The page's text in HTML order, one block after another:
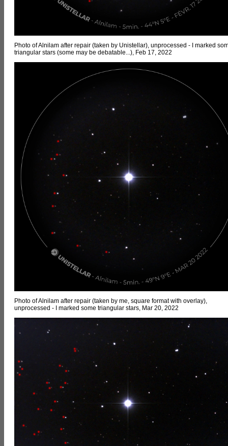
Photo of Alnilam after repair (taken by Unistellar), unprocessed - I marked
triangular stars (some may be debatable...), Feb 17, 2022
Photo of Alnilam after repair (taken by me, square format with overlay),
unprocessed - I marked some triangular stars, Mar 20, 2022